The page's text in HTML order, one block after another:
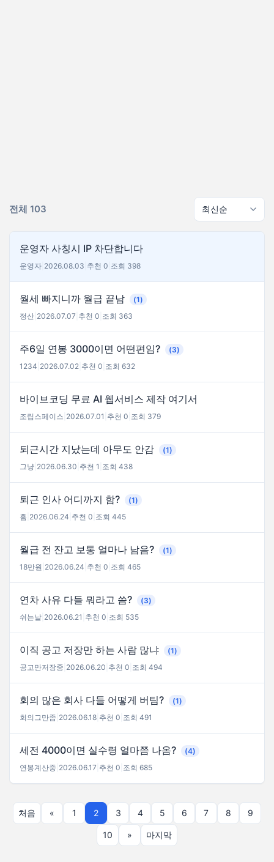
전체 103
운영자 사칭시 IP 차단합니다
운영자 2026.08.03 추천 0 조회 398
월세 빠지니까 월급 끝남
(1)
정산 2026.07.07 추천 0 조회 363
주6일 연봉 3000이면 어떤편임?
(3)
1234 2026.07.02 추천 0 조회 632
바이브코딩 무료 AI 웹서비스 제작 여기서
조립스페이스 2026.07.01 추천 0 조회 379
퇴근시간 지났는데 아무도 안감
(1)
그냥 2026.06.30 추천 1 조회 438
퇴근 인사 어디까지 함?
(1)
흠 2026.06.24 추천 0 조회 445
월급 전 잔고 보통 얼마나 남음?
(1)
18만원 2026.06.24 추천 0 조회 465
연차 사유 다들 뭐라고 씀?
(3)
쉬는날 2026.06.21 추천 0 조회 535
이직 공고 저장만 하는 사람 많냐
(1)
공고만저장중 2026.06.20 추천 0 조회 494
회의 많은 회사 다들 어떻게 버팀?
(1)
회의그만좀 2026.06.18 추천 0 조회 491
세전 4000이면 실수령 얼마쯤 나옴?
(4)
연봉계산중 2026.06.17 추천 0 조회 685
처음 « 1 2 3 4 5 6 7 8 9
10 » 마지막